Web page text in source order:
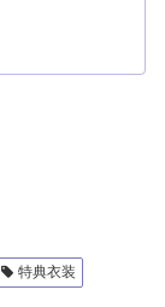
特典衣装